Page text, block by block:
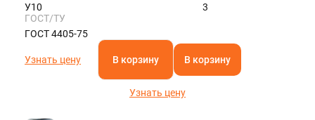
У10
3
ГОСТ/ТУ
ГОСТ 4405-75
Узнать цену В корзину В корзину
Узнать цену